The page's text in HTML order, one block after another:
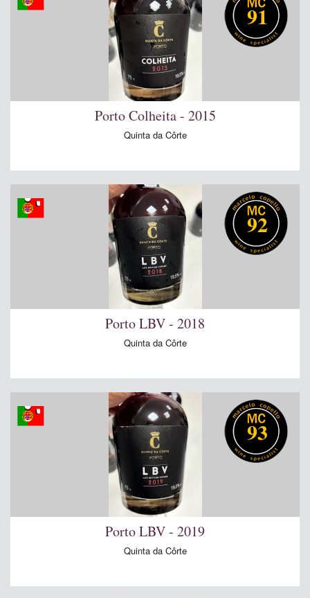
91
Porto Colheita - 2015
Quinta da Côrte
92
Porto LBV - 2018
Quinta da Côrte
93
Porto LBV - 2019
Quinta da Côrte